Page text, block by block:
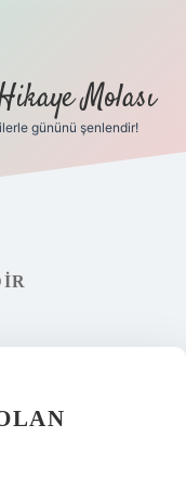
Molası
gününü şenlendir!